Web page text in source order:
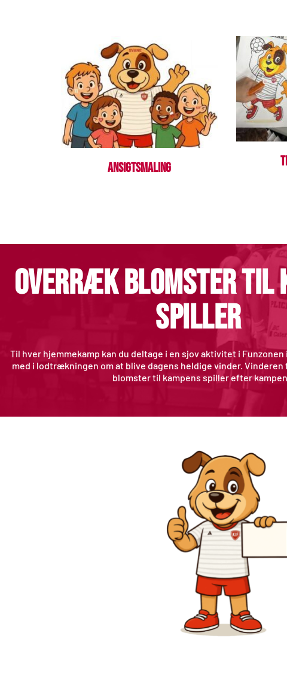
Ansigtsmaling
overræk blomster til
spiller
Til hver hjemmekamp kan du deltage i en sjov aktivitet i
med i lodtrækningen om at blive dagens heldige vinder.
blomster til kampens spiller efter